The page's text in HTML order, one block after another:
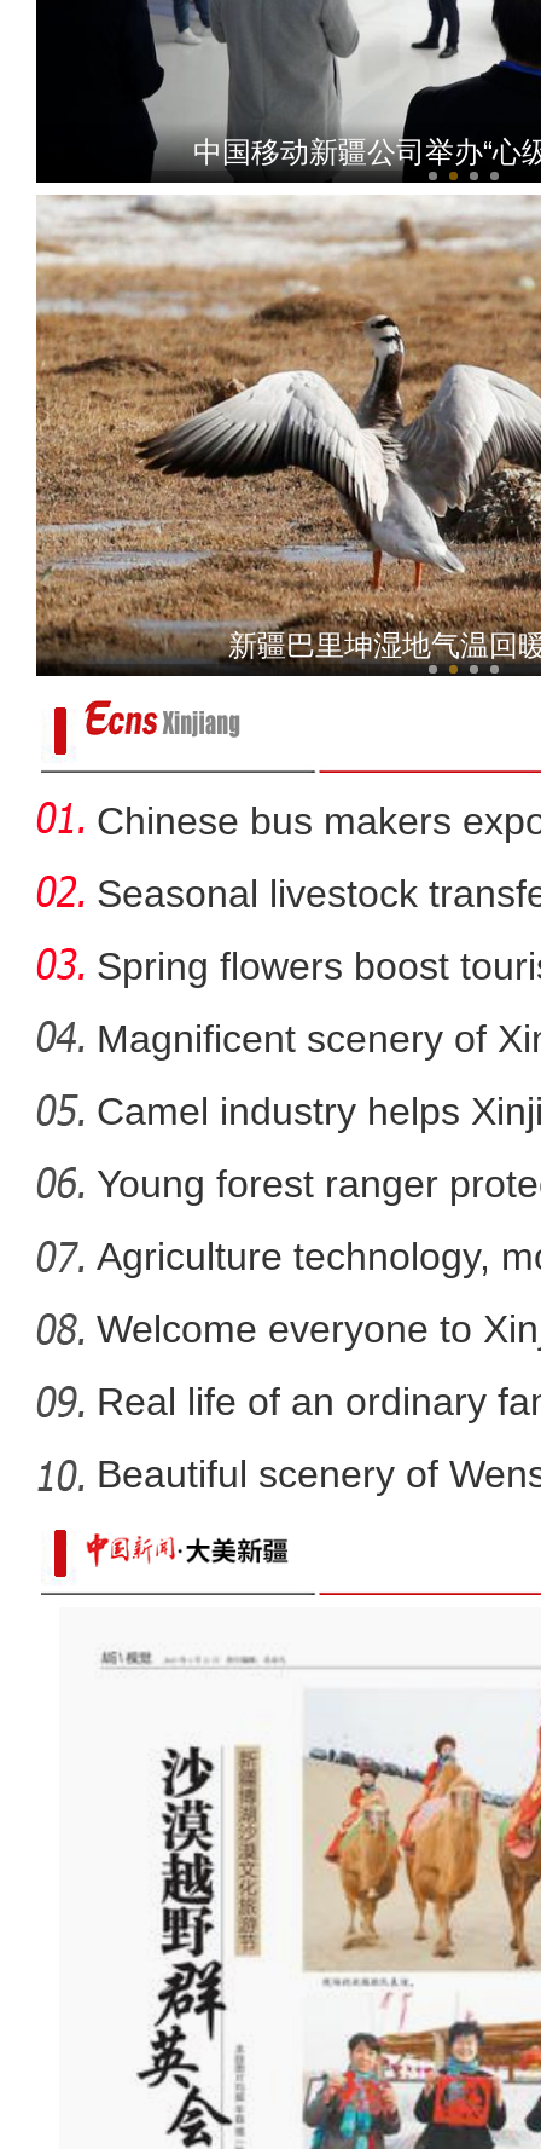
中国移动新疆公司举办“心
新疆乌鲁木齐出现
新疆喀什旅游持续“回暖”
新疆吐鲁番杏花盛开十
新疆巴里坤湿地气温回
Chinese bus makers
energy ve
Seasonal livestock
Spring flowers boost
Magnificent scenery of
Camel industry helps
Young forest ranger
Agriculture technology,
promote
Welcome everyone to
mem
Real life of an ordinary
Beautiful scenery of
in